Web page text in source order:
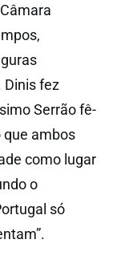
Dinis fez
Serrão fê-
que ambos
como lugar
o
só